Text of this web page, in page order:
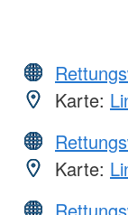
Karte:
Karte: